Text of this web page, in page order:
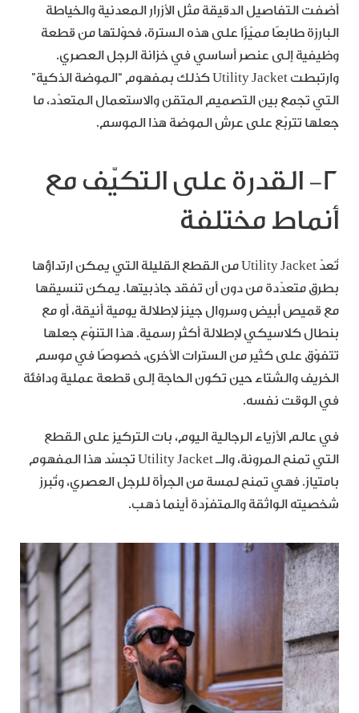
أضفت التفاصيل الدقيقة مثل الأزرار المعدنية والخياطة
البارزة طابعًا مميّزًا على هذه السترة، فحوّلتها من قطعة
وظيفية إلى عنصر أساسي في خزانة الرجل العصري.
وارتبطت Utility Jacket كذلك بمفهوم “الموضة الذكية”
التي تجمع بين التصميم المتقن والاستعمال المتعدّد، ما
جعلها تتربّع على عرش الموضة هذا الموسم.
٢- القدرة على التكيّف مع
أنماط مختلفة
تُعدّ Utility Jacket من القطع القليلة التي يمكن ارتداؤها
بطرق متعدّدة من دون أن تفقد جاذبيتها. يمكن تنسيقها
مع قميص أبيض وسروال جينز لإطلالة يومية أنيقة، أو مع
بنطال كلاسيكي لإطلالة أكثر رسمية. هذا التنوّع جعلها
تتفوّق على كثير من السترات الأخرى، خصوصًا في موسم
الخريف والشتاء حين تكون الحاجة إلى قطعة عملية ودافئة
في الوقت نفسه.
في عالم الأزياء الرجالية اليوم، بات التركيز على القطع
التي تمنح المرونة، والـ Utility Jacket تجسّد هذا المفهوم
بامتياز. فهي تمنح لمسة من الجرأة للرجل العصري، وتُبرز
شخصيته الواثقة والمتفرّدة أينما ذهب.